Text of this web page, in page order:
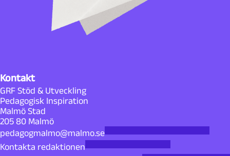
Kontakt
GRF Stöd & Utveckling
Pedagogisk Inspiration
Malmö Stad
205 80 Malmö
pedagogmalmo@malmo.se
Kontakta redaktionen